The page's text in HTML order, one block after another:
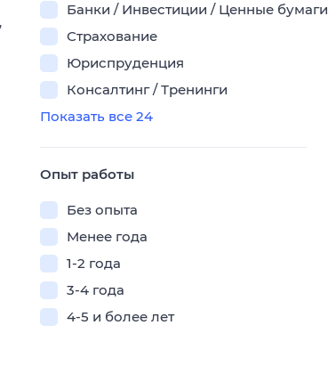
Банки / Инвестиции / Ценные бумаги
Страхование
Юриспруденция
Консалтинг / Тренинги
Показать все 24
Опыт работы
Без опыта
Менее года
1-2 года
3-4 года
4-5 и более лет